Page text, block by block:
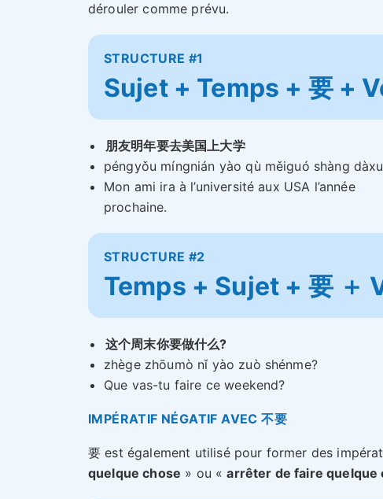
dérouler comme prévu.
STRUCTURE #1
Sujet + Temps + 要 +
朋友明年要去美国上大学
péngyǒu míngnián yào qù měiguó shàng
Mon ami ira à l’université aux USA l’année
prochaine.
STRUCTURE #2
Temps + Sujet + 要 ＋
这个周末你要做什么?
zhège zhōumò nǐ yào zuò shénme?
Que vas-tu faire ce weekend?
IMPÉRATIF NÉGATIF AVEC 不要
要 est également utilisé pour former des
quelque chose » ou «arrêter de faire quelque